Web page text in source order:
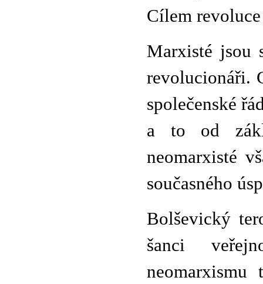
Cílem
Marxisté jsou
revolucionáři.
společenské
a to od
neomarxisté
současného
Bolševický
šanci